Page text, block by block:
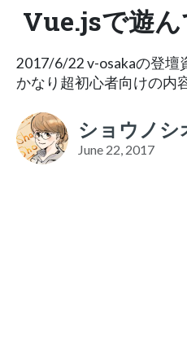
Vue.jsで遊ん
2017/6/22 v-osakaの登壇
かなり超初心者向けの内
ショウノシ
June 22, 2017